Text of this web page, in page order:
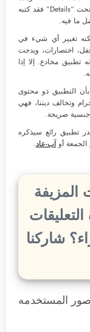
التعليقات يكتبها من اشترى التطبيق، أما ما يكتب تحت “Details” فقد كتبه
ما فيه.
تغيير أي شيء في
اختصارات، ويدجت
تطبيق مخادع. إلا إذا
التطبيق ذو محتوى
وتخالف ديننا، فهي
جنسية صريحة.
تطبيق رائع سيذكره
أوآب-عاد.
شاركنا
المستخدمه